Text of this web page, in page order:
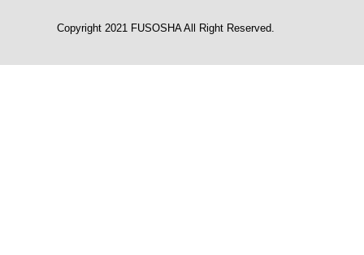
Copyright 2021 FUSOSHA All Right Reserved.